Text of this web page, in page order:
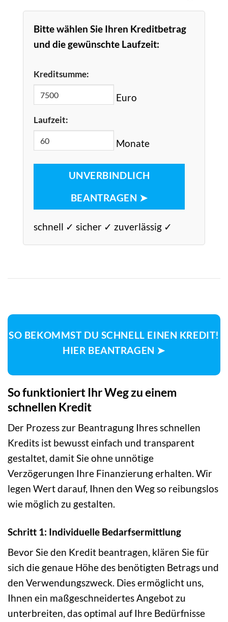
Bitte wählen Sie Ihren Kreditbetrag
und die gewünschte Laufzeit:
Kreditsumme:
Euro
Laufzeit:
Monate
UNVERBINDLICH
BEANTRAGEN ➤
schnell ✓ sicher ✓ zuverlässig ✓
SO BEKOMMST DU SCHNELL EINEN KREDIT!
HIER BEANTRAGEN ➤
So funktioniert Ihr Weg zu einem
schnellen Kredit
Der Prozess zur Beantragung Ihres schnellen
Kredits ist bewusst einfach und transparent
gestaltet, damit Sie ohne unnötige
Verzögerungen Ihre Finanzierung erhalten. Wir
legen Wert darauf, Ihnen den Weg so reibungslos
wie möglich zu gestalten.
Schritt 1: Individuelle Bedarfsermittlung
Bevor Sie den Kredit beantragen, klären Sie für
sich die genaue Höhe des benötigten Betrags und
den Verwendungszweck. Dies ermöglicht uns,
Ihnen ein maßgeschneidertes Angebot zu
unterbreiten, das optimal auf Ihre Bedürfnisse